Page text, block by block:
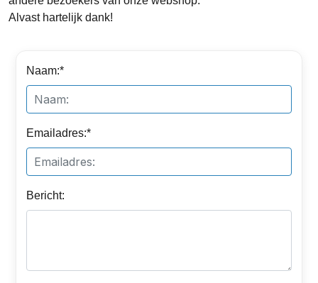
Alvast hartelijk dank!
Naam:*
Emailadres:*
Bericht: